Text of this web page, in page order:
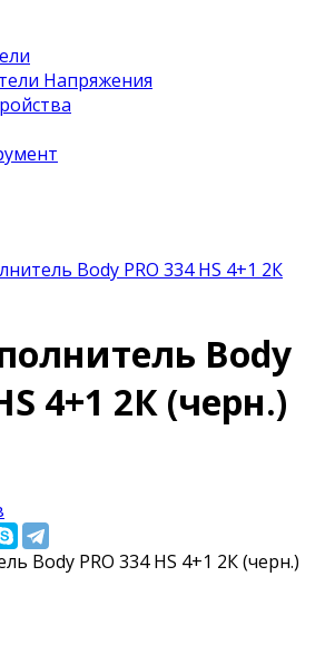
Напряжения
Body PRO 334 HS 4+1 2К
Body
4+1 2К (черн.)